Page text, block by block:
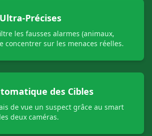
Précises
les fausses alarmes (animaux,
concentrer sur les menaces réelles.
des Cibles
de vue un suspect grâce au smart
deux caméras.